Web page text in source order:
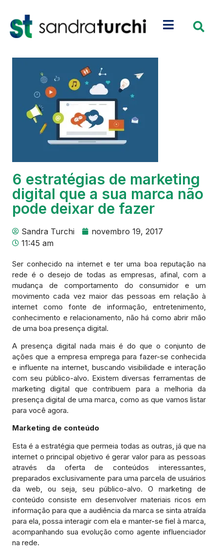
6 estratégias de marketing
digital que a sua marca não
pode deixar de fazer
Sandra Turchi
novembro 19, 2017
11:45 am
Ser conhecido na internet e ter uma boa reputação na
rede é o desejo de todas as empresas, afinal, com a
mudança de comportamento do consumidor e um
movimento cada vez maior das pessoas em relação à
internet como fonte de informação, entretenimento,
conhecimento e relacionamento, não há como abrir mão
de uma boa presença digital.
A presença digital nada mais é do que o conjunto de
ações que a empresa emprega para fazer-se conhecida
e influente na internet, buscando visibilidade e interação
com seu público-alvo. Existem diversas ferramentas de
marketing digital que contribuem para a melhoria da
presença digital de uma marca, como as que vamos listar
para você agora.
Marketing de conteúdo
Esta é a estratégia que permeia todas as outras, já que na
internet o principal objetivo é gerar valor para as pessoas
através da oferta de conteúdos interessantes,
preparados exclusivamente para uma parcela de usuários
da web, ou seja, seu público-alvo. O marketing de
conteúdo consiste em desenvolver materiais ricos em
informação para que a audiência da marca se sinta atraída
para ela, possa interagir com ela e manter-se fiel à marca,
acompanhando sua evolução como agente influenciador
na rede.